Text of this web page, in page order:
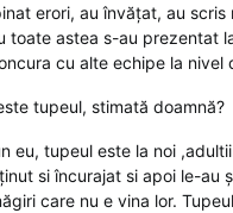
erori, au învățat, au
toate astea s-au prezentat
cu alte echipe la nivel
tupeul, stimată doamnă?
eu, tupeul este la noi
si încurajat si apoi le-au
care nu e vina lor.